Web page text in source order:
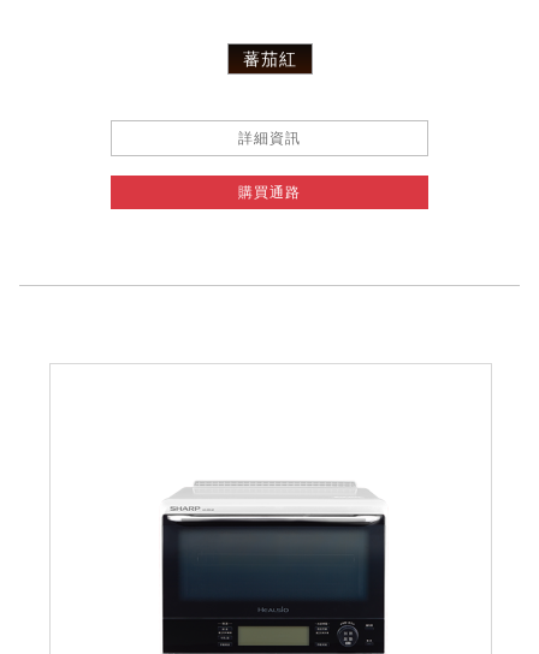
蕃茄紅
詳細資訊
購買通路